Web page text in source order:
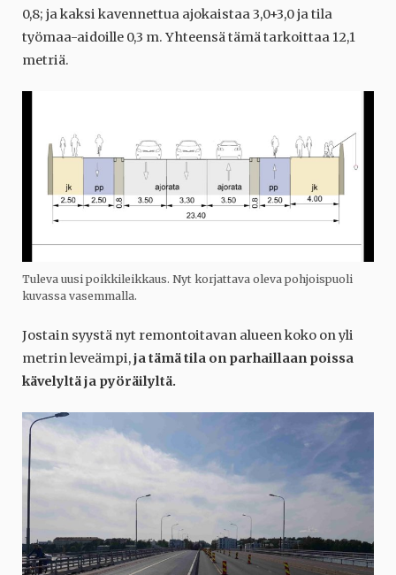
0,8; ja kaksi kavennettua ajokaistaa 3,0+3,0 ja tila
työmaa-aidoille 0,3 m. Yhteensä tämä tarkoittaa 12,1
metriä.
Tuleva uusi poikkileikkaus. Nyt korjattava oleva pohjoispuoli
kuvassa vasemmalla.
Jostain syystä nyt remontoitavan alueen koko on yli
metrin leveämpi,ja tämä tila on parhaillaan poissa
kävelyltä ja pyöräilyltä.